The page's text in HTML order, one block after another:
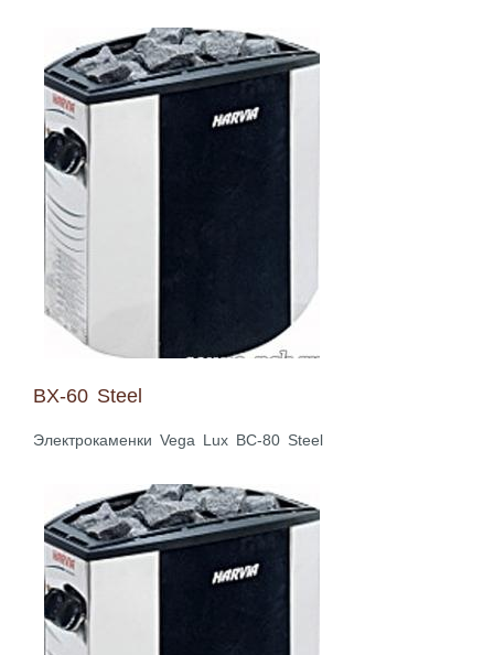
BX-60 Steel
Электрокаменки Vega Lux BC-80 Steel